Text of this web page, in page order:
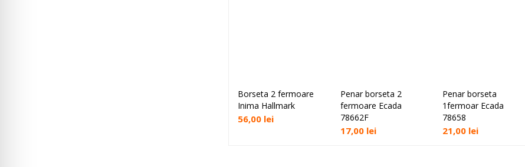
Adaugă în coș
Borseta 2 fermoare
Inima Hallmark
56,00 lei
Adaugă în coș
Penar borseta 2
fermoare Ecada
78662F
17,00 lei
Adaugă în coș
Penar borseta
1fermoar Ecada
78658
21,00 lei